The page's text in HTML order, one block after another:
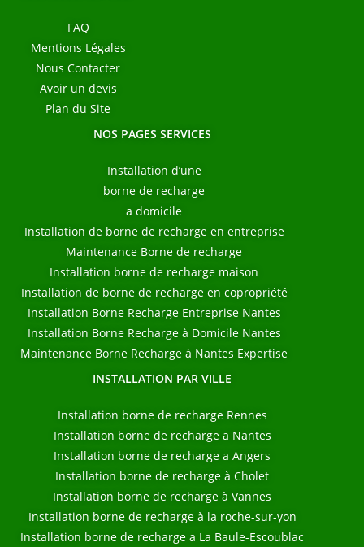
FAQ
Mentions Légales
Nous Contacter
Avoir un devis
Plan du Site
NOS PAGES SERVICES
Installation d’une
borne de recharge
a domicile
Installation de borne de recharge en entreprise
Maintenance Borne de recharge
Installation borne de recharge maison
Installation de borne de recharge en copropriété
Installation Borne Recharge Entreprise Nantes
Installation Borne Recharge à Domicile Nantes
Maintenance Borne Recharge à Nantes Expertise
INSTALLATION PAR VILLE
Installation borne de recharge Rennes
Installation borne de recharge a Nantes
Installation borne de recharge a Angers
Installation borne de recharge à Cholet
Installation borne de recharge à Vannes
Installation borne de recharge à la roche-sur-yon
Installation borne de recharge a La Baule-Escoublac